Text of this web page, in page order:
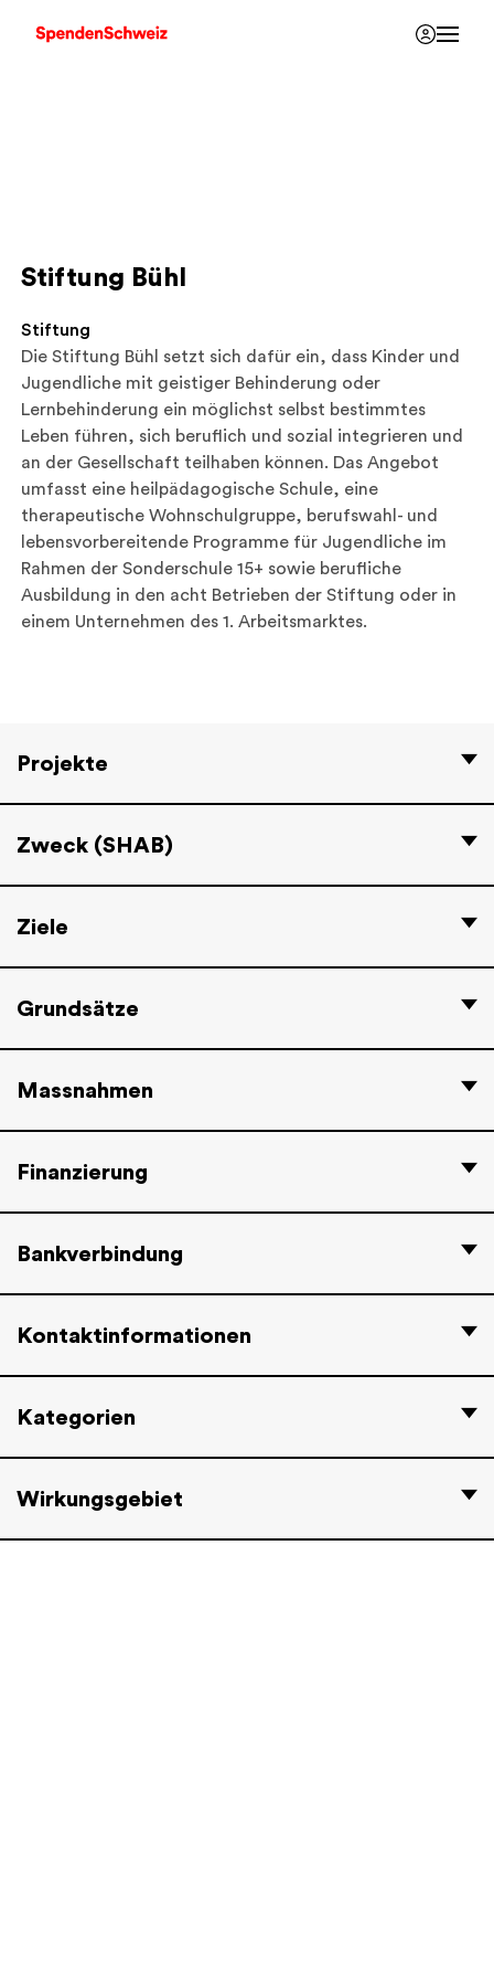
Stiftung Bühl
Stiftung
Die Stiftung Bühl setzt sich dafür ein, dass Kinder und
Jugendliche mit geistiger Behinderung oder
Lernbehinderung ein möglichst selbst bestimmtes
Leben führen, sich beruflich und sozial integrieren und
an der Gesellschaft teilhaben können. Das Angebot
umfasst eine heilpädagogische Schule, eine
therapeutische Wohnschulgruppe, berufswahl- und
lebensvorbereitende Programme für Jugendliche im
Rahmen der Sonderschule 15+ sowie berufliche
Ausbildung in den acht Betrieben der Stiftung oder in
einem Unternehmen des 1. Arbeitsmarktes.
Projekte
Zweck (SHAB)
Ziele
Grundsätze
Massnahmen
Finanzierung
Bankverbindung
Kontaktinformationen
Kategorien
Wirkungsgebiet